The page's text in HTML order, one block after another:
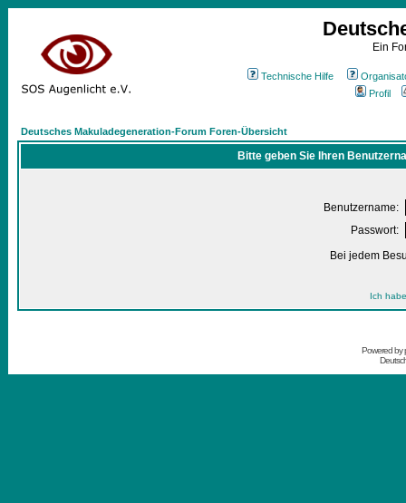
Ein
Technische Hilfe
Profil
Deutsches Makuladegeneration-Forum Foren-Übersicht
Bitte geben Sie Ihren
Benutzername:
Passwort:
Bei jedem
Ich
Powered by